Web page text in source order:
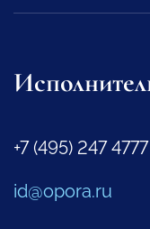
+7 (495) 247 4777
id@opora.ru